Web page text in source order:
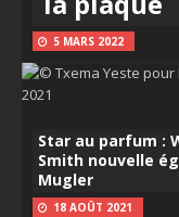
5 MARS 2022
Star au parfum :
Smith nouvelle
Mugler
18 AOÛT 2021